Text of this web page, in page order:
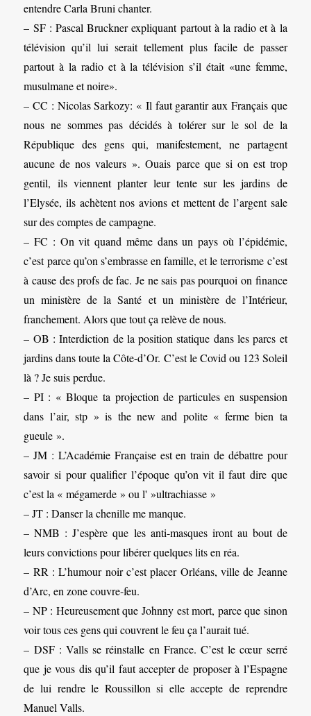
entendre Carla Bruni chanter.
– SF : Pascal Bruckner expliquant partout à la radio et à la
télévision qu’il lui serait tellement plus facile de passer
partout à la radio et à la télévision s’il était «une femme,
musulmane et noire».
– CC : Nicolas Sarkozy: « Il faut garantir aux Français que
nous ne sommes pas décidés à tolérer sur le sol de la
République des gens qui, manifestement, ne partagent
aucune de nos valeurs ». Ouais parce que si on est trop
gentil, ils viennent planter leur tente sur les jardins de
l’Elysée, ils achètent nos avions et mettent de l’argent sale
sur des comptes de campagne.
– FC : On vit quand même dans un pays où l’épidémie,
c’est parce qu’on s’embrasse en famille, et le terrorisme c’est
à cause des profs de fac. Je ne sais pas pourquoi on finance
un ministère de la Santé et un ministère de l’Intérieur,
franchement. Alors que tout ça relève de nous.
– OB : Interdiction de la position statique dans les parcs et
jardins dans toute la Côte-d’Or. C’est le Covid ou 123 Soleil
là ? Je suis perdue.
– PI : « Bloque ta projection de particules en suspension
dans l’air, stp » is the new and polite « ferme bien ta
gueule ».
– JM : L’Académie Française est en train de débattre pour
savoir si pour qualifier l’époque qu’on vit il faut dire que
c’est la « mégamerde » ou l' »ultrachiasse »
– JT : Danser la chenille me manque.
– NMB : J’espère que les anti-masques iront au bout de
leurs convictions pour libérer quelques lits en réa.
– RR : L’humour noir c’est placer Orléans, ville de Jeanne
d’Arc, en zone couvre-feu.
– NP : Heureusement que Johnny est mort, parce que sinon
voir tous ces gens qui couvrent le feu ça l’aurait tué.
– DSF : Valls se réinstalle en France. C’est le cœur serré
que je vous dis qu’il faut accepter de proposer à l’Espagne
de lui rendre le Roussillon si elle accepte de reprendre
Manuel Valls.